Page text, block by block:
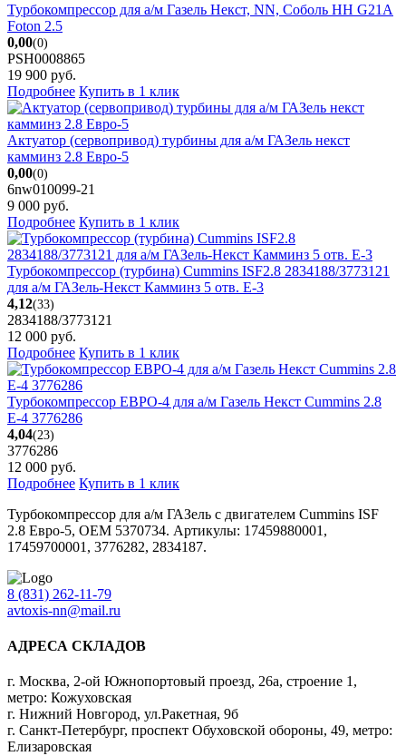
Турбокомпрессор для а/м Газель Некст, NN, Соболь НН G21A
Foton 2.5
0,00(0)
PSH0008865
19 900 руб.
Подробнее Купить в 1 клик
Актуатор (сервопривод) турбины для а/м ГАЗель некст
камминз 2.8 Евро-5
0,00(0)
6nw010099-21
9 000 руб.
Подробнее Купить в 1 клик
Турбокомпрессор (турбина) Cummins ISF2.8 2834188/3773121
для а/м ГАЗель-Некст Камминз 5 отв. Е-3
4,12(33)
2834188/3773121
12 000 руб.
Подробнее Купить в 1 клик
Турбокомпрессор ЕВРО-4 для а/м Газель Некст Cummins 2.8
Е-4 3776286
4,04(23)
3776286
12 000 руб.
Подробнее Купить в 1 клик
Турбокомпрессор для а/м ГАЗель с двигателем Cummins ISF
2.8 Евро-5, OEM 5370734. Артикулы: 17459880001,
17459700001, 3776282, 2834187.
8 (831) 262-11-79
avtoxis-nn@mail.ru
АДРЕСА СКЛАДОВ
г. Москва, 2-ой Южнопортовый проезд, 26а, строение 1,
метро: Кожуховская
г. Нижний Новгород, ул.Ракетная, 9б
г. Санкт-Петербург, проспект Обуховской обороны, 49, метро:
Елизаровская